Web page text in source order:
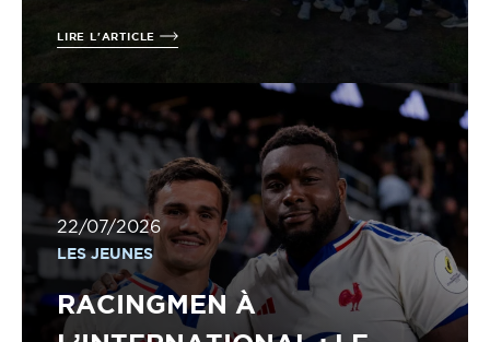
LIRE L'ARTICLE
22/07/2026
LES JEUNES
RACINGMEN À